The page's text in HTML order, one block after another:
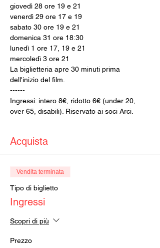
giovedì 28 ore 19 e 21
venerdì 29 ore 17 e 19
sabato 30 ore 19 e 21
domenica 31 ore 18:30
lunedì 1 ore 17, 19 e 21
mercoledì 3 ore 21
La biglietteria apre 30 minuti prima
dell'inizio del film.
------
Ingressi: intero 8€, ridotto 6€ (under 20,
over 65, disabili). Riservato ai soci Arci.
Acquista
Vendita terminata
Tipo di biglietto
Ingressi
Scopri di più
Prezzo